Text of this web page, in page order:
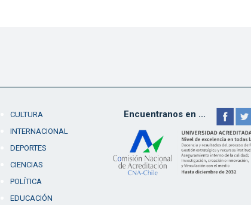
CULTURA
INTERNACIONAL
DEPORTES
CIENCIAS
POLÍTICA
EDUCACIÓN
Encuentranos en ...